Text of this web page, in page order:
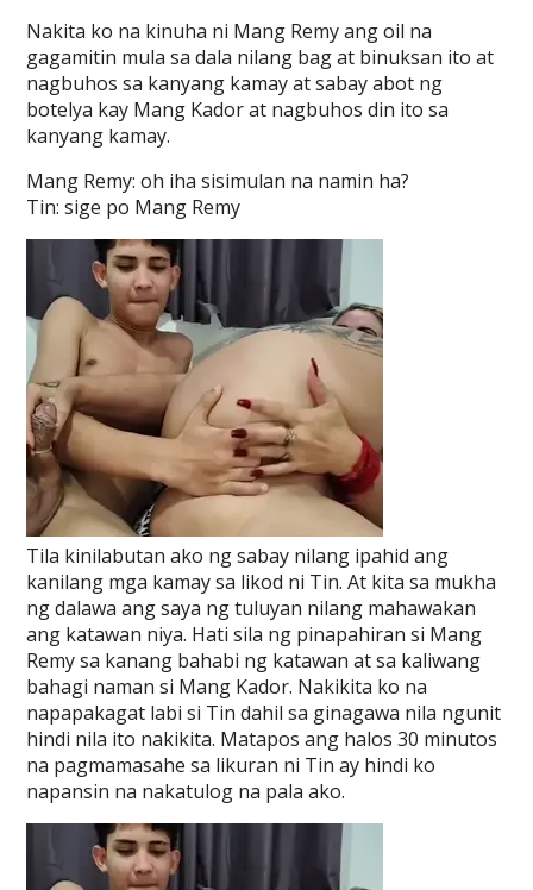
Nakita ko na kinuha ni Mang Remy ang oil na
gagamitin mula sa dala nilang bag at binuksan ito at
nagbuhos sa kanyang kamay at sabay abot ng
botelya kay Mang Kador at nagbuhos din ito sa
kanyang kamay.
Mang Remy: oh iha sisimulan na namin ha?
Tin: sige po Mang Remy
Tila kinilabutan ako ng sabay nilang ipahid ang
kanilang mga kamay sa likod ni Tin. At kita sa mukha
ng dalawa ang saya ng tuluyan nilang mahawakan
ang katawan niya. Hati sila ng pinapahiran si Mang
Remy sa kanang bahabi ng katawan at sa kaliwang
bahagi naman si Mang Kador. Nakikita ko na
napapakagat labi si Tin dahil sa ginagawa nila ngunit
hindi nila ito nakikita. Matapos ang halos 30 minutos
na pagmamasahe sa likuran ni Tin ay hindi ko
napansin na nakatulog na pala ako.